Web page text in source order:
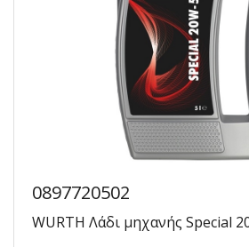
0897720502
WURTH Λάδι μηχανής Special